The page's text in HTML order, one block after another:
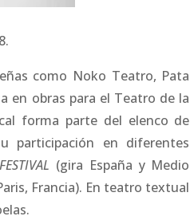
como Noko Teatro, Pata
en obras para el Teatro de la
forma parte del elenco de
participación en diferentes
(gira España y Medio
Francia). En teatro textual